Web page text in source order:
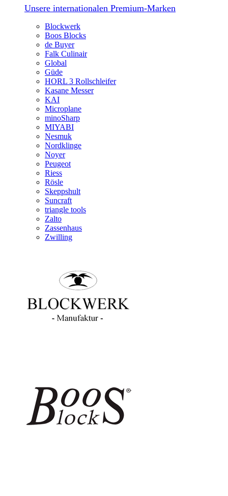
Unsere internationalen Premium-Marken
Blockwerk
Boos Blocks
de Buyer
Falk Culinair
Global
Güde
HORL 3 Rollschleifer
Kasane Messer
KAI
Microplane
minoSharp
MIYABI
Nesmuk
Nordklinge
Noyer
Peugeot
Riess
Rösle
Skeppshult
Suncraft
triangle tools
Zalto
Zassenhaus
Zwilling